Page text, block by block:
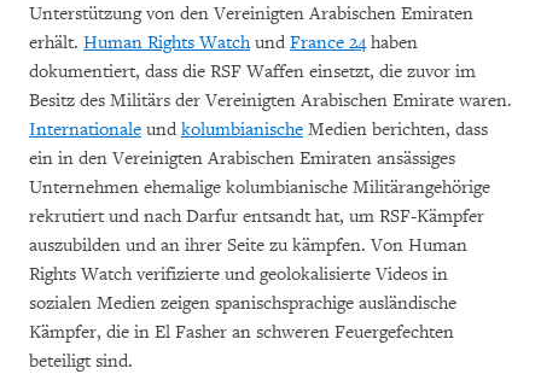
Unterstützung von den Vereinigten Arabischen Emiraten
erhält. Human Rights Watchund France 24haben
dokumentiert, dass die RSF Waffen einsetzt, die zuvor im
Besitz des Militärs der Vereinigten Arabischen Emirate waren.
Internationale und kolumbianische Medien berichten, dass
ein in den Vereinigten Arabischen Emiraten ansässiges
Unternehmen ehemalige kolumbianische Militärangehörige
rekrutiert und nach Darfur entsandt hat, um RSF-Kämpfer
auszubilden und an ihrer Seite zu kämpfen. Von Human
Rights Watch verifizierte und geolokalisierte Videos in
sozialen Medien zeigen spanischsprachige ausländische
Kämpfer, die in El Fasher an schweren Feuergefechten
beteiligt sind.